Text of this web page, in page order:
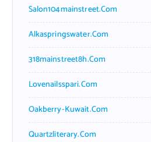
Salon104mainstreet.com
Alkaspringswater.com
318mainstreet8h.com
Lovenailsspari.com
Oakberry-Kuwait.com
Quartzliterary.com